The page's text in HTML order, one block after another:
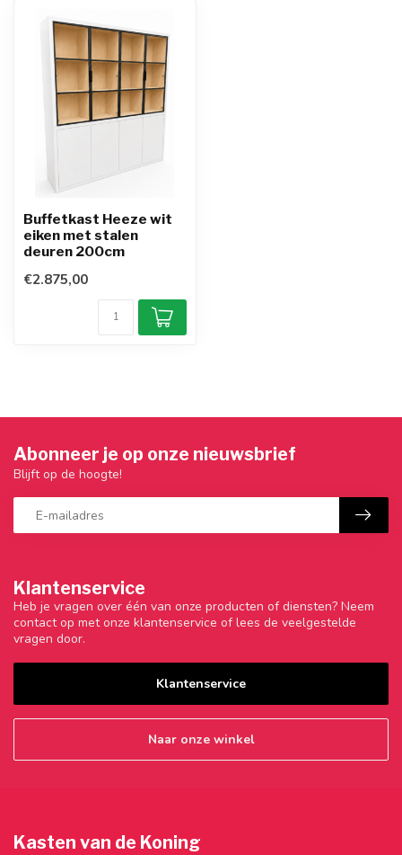
Buffetkast Heeze wit
eiken met stalen
deuren 200cm
€2.875,00
Klantenservice
Heb je vragen over één van onze producten of diensten? Neem
contact op met onze klantenservice of lees de veelgestelde
vragen door.
Klantenservice
Naar onze winkel
Abonneer je op onze nieuwsbrief
Blijft op de hoogte!
Kasten van de Koning